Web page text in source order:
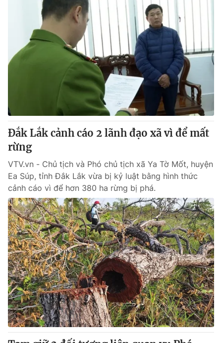
Giải sao mai
Làm đẹp
Chất lượng cuộc sống
Giáo dục
Tuyển sinh
Học trực tuyến
Công nghệ
Hitech Công nghệ tương lai
Thị trường
Tư vấn
Giao lưu trực tuyến
Lịch phát sóng
Chuyên mục khác
Emagazine Podcast
Photo Infographic
Video Shorts video
VTV Money VTV Thể thao
VTV Sức khoẻ Bất động sản
Thị trường 24h Tấm lòng Việt
VTV4 Vươn mình bằng AI
Đắk Lắk cảnh cáo 2 lãnh đạo xã vì để mất
rừng
VTV.vn - Chủ tịch và Phó chủ tịch xã Ya Tờ Mốt, huyện
Ea Súp, tỉnh Đắk Lắk vừa bị kỷ luật bằng hình thức
cảnh cáo vì để hơn 380 ha rừng bị phá.